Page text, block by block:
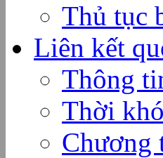
Thủ tục
Liên kết
Thông
Thời
Chương